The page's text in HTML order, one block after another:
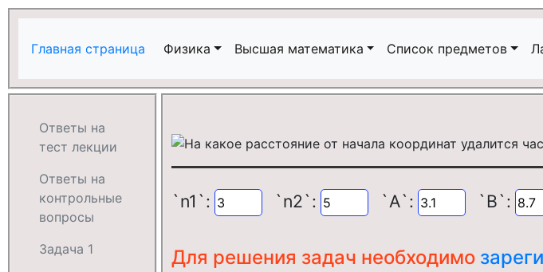
Главная страница Физика Высшая математика Список предметов
`n1`: `n2`: `A`: `B`:
Для решения задач необходимо
Ответы на
тест лекции
Ответы на
контрольные
вопросы
Задача 1